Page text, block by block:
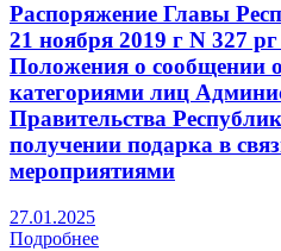
Распоряжение Главы
21 ноября 2019 г N 327
Положения о сообщении
категориями лиц
Правительства
получении подарка в
мероприятиями
27.01.2025
Подробнее